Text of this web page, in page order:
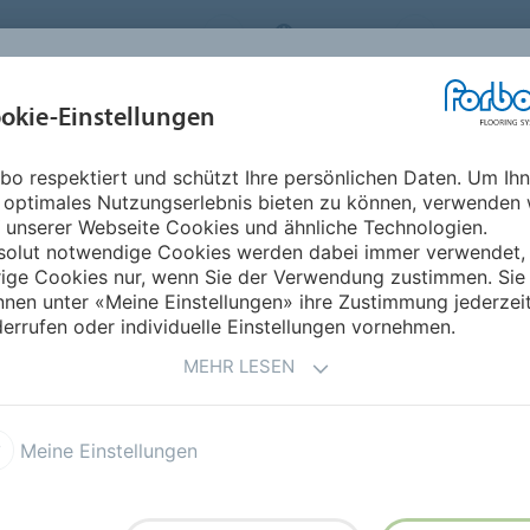
FLOORING SYSTEMS AUSTRIA
EINSATZBEREICHE NACHHALTIGKEIT
Einstellungen
respektiert und schützt Ihre persönlichen Daten. Um
Nutzungserlebnis bieten zu können, verwenden
unserer Webseite Cookies und ähnliche Technologien.
notwendige Cookies werden dabei immer verwendet,
Cookies nur, wenn Sie der Verwendung zustimmen. Sie
unter «Meine Einstellungen» ihre Zustimmung
oder individuelle Einstellungen vornehmen.
MEHR LESEN
Meine Einstellungen